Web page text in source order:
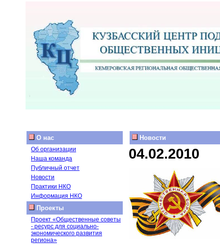
О нас
Об организации
Наша команда
Публичный отчет
Новости
Практики НКО
Информация НКО
Проекты
Проект «Общественные советы
- ресурс для социально-
экономического развития
региона»
Новости
04.02.2010